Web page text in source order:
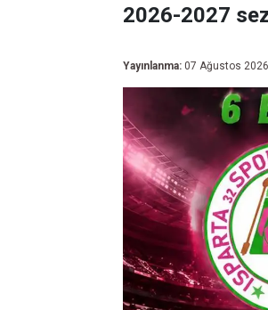
2026-2027
Yayınlanma: 07 Ağustos